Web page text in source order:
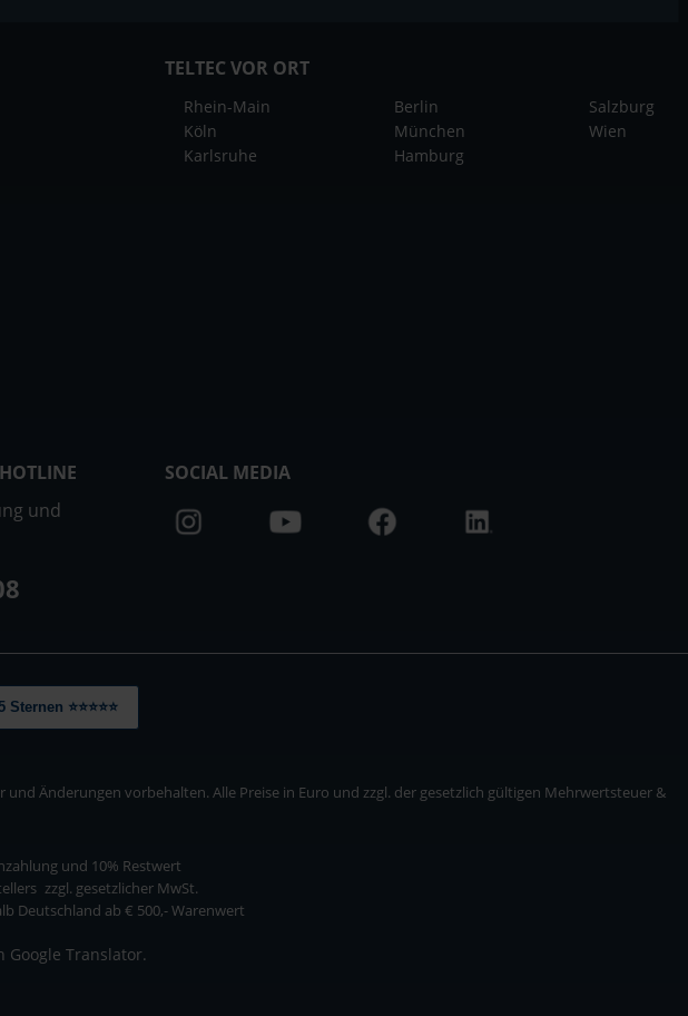
TELTEC VOR ORT
Rhein-Main
Köln
Karlsruhe
Berlin
München
Hamburg
Salzburg
Wien
und
SOCIAL MEDIA
⭐⭐⭐⭐⭐
Änderungen vorbehalten. Alle Preise in Euro und zzgl. der gesetzlich gültigen Mehrwertsteuer &
und 10% Restwert
zzgl. gesetzlicher MwSt.
Deutschland ab € 500,- Warenwert
Translator.